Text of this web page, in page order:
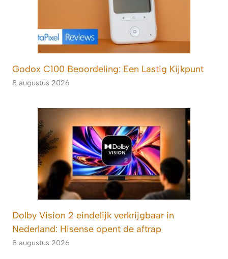
Godox C100 Beoordeling: Een Lastig Kijkpunt
8 augustus 2026
Dolby Vision 2 eindelijk verkrijgbaar in
Nederland: Hisense opent de aftrap
8 augustus 2026